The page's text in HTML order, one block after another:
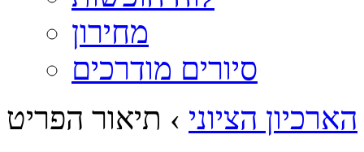
מחירון
סיורים מודרכים
הארכיון הציוני › תיאור הפריט